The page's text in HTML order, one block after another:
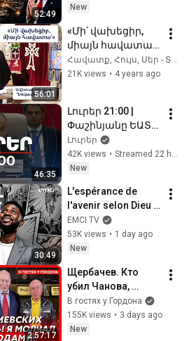
52:49
Explains
New
56:01
«Մի՛ վախեցիր,
միայն հավատա՛»
| Ավետարան ըստ
Ղուկասի 8:40-56 |
Հավատք, Հույս, Սեր - Տեր Շավարշ
21K views • 4 years ago
46:35
Լուրեր 21:00 |
Փաշինյանը ԵԱՏՄ
նիստում
ակնարկել է, որ
ՀՀ-ն կառույցին
է, քան ստացել
Լուրեր
42K views •
Streamed 22 hours ago
New
30:49
L'espérance de
l'avenir selon Dieu -
Teach! - Athoms
Mbuma
EMCI TV
53K views • 1 day ago
New
2:57:17
Щербачев. Кто
убил Чанова,
секрет
Кашпировского,
мат деда Панаса,
В гостях у Гордона
155K views • 3 days ago
New